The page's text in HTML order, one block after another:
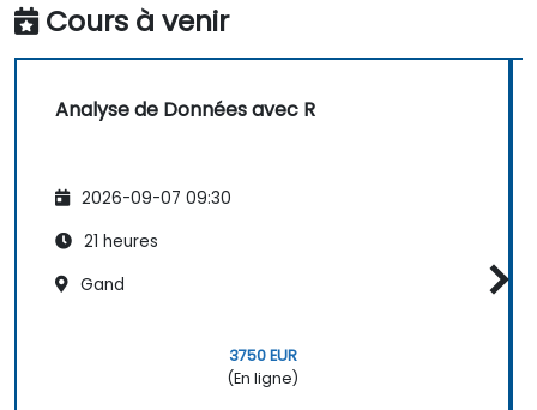
Cours à venir
Analyse de Données avec R
2026-09-07 09:30
21 heures
Gand
3750 EUR
(En ligne)